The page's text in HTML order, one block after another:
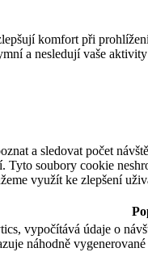
komfort při
a nesledují vaše
a sledovat počet
soubory cookie
využít ke zlepšení
vypočítává údaje o
náhodně